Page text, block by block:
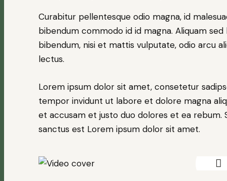
Curabitur pellentesque odio magna, id
bibendum commodo id id magna. Aliquam
bibendum, nisi et mattis vulputate, odio arcu
lectus.
Lorem ipsum dolor sit amet, consetetur
tempor invidunt ut labore et dolore magna
et accusam et justo duo dolores et ea
sanctus est Lorem ipsum dolor sit amet.